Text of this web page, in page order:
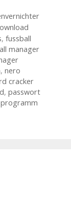
, fussball
manager
, nero
cracker
, passwort
programm